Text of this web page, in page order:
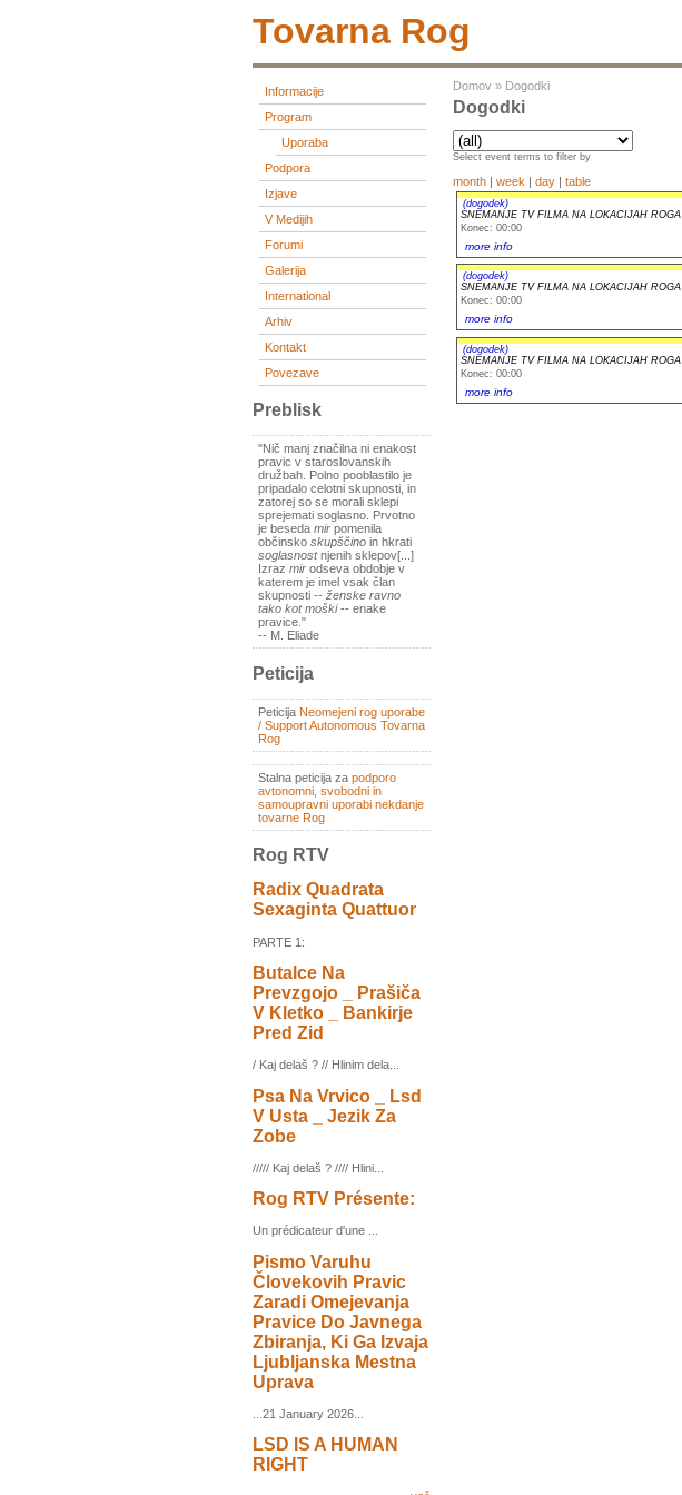
Tovarna Rog
Informacije
Program
Uporaba
Podpora
Izjave
V Medijih
Forumi
Galerija
International
Arhiv
Kontakt
Povezave
Preblisk
"Nič manj značilna ni enakost
pravic v staroslovanskih
družbah. Polno pooblastilo je
pripadalo celotni skupnosti, in
zatorej so se morali sklepi
sprejemati soglasno. Prvotno
je beseda mir pomenila
občinsko skupščino in hkrati
soglasnostnjenih sklepov[...]
Izraz mir odseva obdobje v
katerem je imel vsak član
skupnosti -- ženske ravno
tako kot moški-- enake
pravice."
-- M. Eliade
Peticija
Peticija Neomejeni rog uporabe
/ Support Autonomous Tovarna
Rog
Stalna peticija za podporo
avtonomni, svobodni in
samoupravni uporabi nekdanje
tovarne Rog
Rog RTV
Radix Quadrata
Sexaginta Quattuor
PARTE 1:
Butalce Na
Prevzgojo _ Prašiča
V Kletko _ Bankirje
Pred Zid
/ Kaj delaš ? // Hlinim dela...
Psa Na Vrvico _ Lsd
V Usta _ Jezik Za
Zobe
///// Kaj delaš ? //// Hlini...
Rog RTV Présente:
Un prédicateur d'une ...
Pismo Varuhu
Človekovih Pravic
Zaradi Omejevanja
Pravice Do Javnega
Zbiranja, Ki Ga Izvaja
Ljubljanska Mestna
Uprava
...21 January 2026...
LSD IS A HUMAN
RIGHT
Domov » Dogodki
Dogodki
Select event terms to filter by
month | week | day | table
(dogodek)
SNEMANJE TV FILMA NA LOKACIJAH ROGA
Konec: 00:00
more info
(dogodek)
SNEMANJE TV FILMA NA LOKACIJAH ROGA
Konec: 00:00
more info
(dogodek)
SNEMANJE TV FILMA NA LOKACIJAH ROGA
Konec: 00:00
more info